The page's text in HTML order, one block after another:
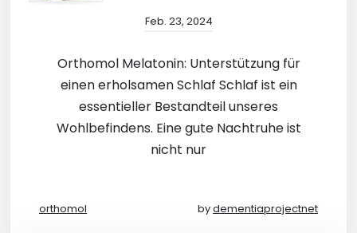
Feb. 23, 2024
Orthomol Melatonin: Unterstützung für
einen erholsamen Schlaf Schlaf ist ein
essentieller Bestandteil unseres
Wohlbefindens. Eine gute Nachtruhe ist
nicht nur
orthomol bydementiaprojectnet